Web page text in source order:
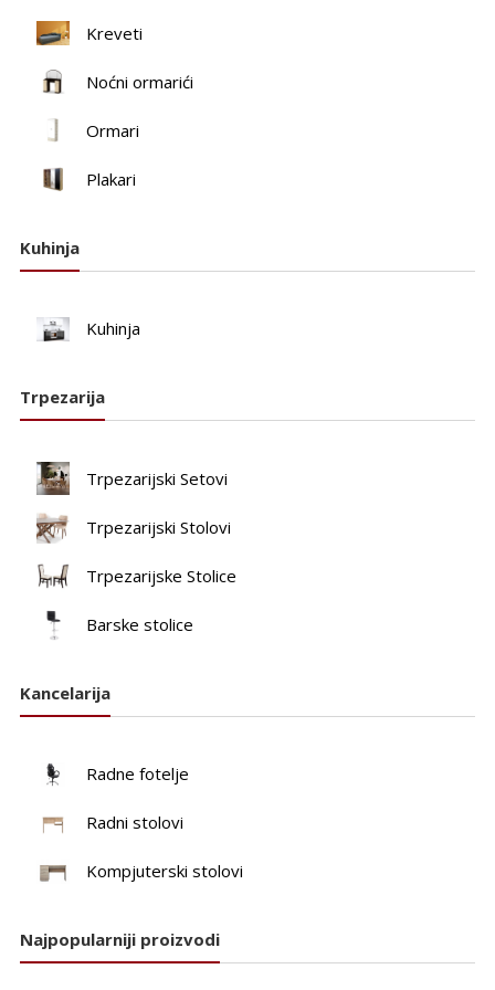
Kreveti
Noćni ormarići
Ormari
Plakari
Kuhinja
Kuhinja
Trpezarija
Trpezarijski Setovi
Trpezarijski Stolovi
Trpezarijske Stolice
Barske stolice
Kancelarija
Radne fotelje
Radni stolovi
Kompjuterski stolovi
Najpopularniji proizvodi